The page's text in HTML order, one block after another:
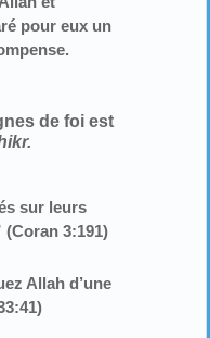
pour eux un
de foi est
sur leurs
3:191)
Allah d’une